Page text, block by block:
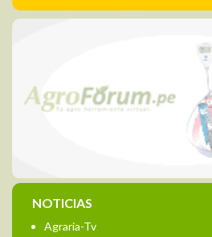
NOTICIAS
Agraria-Tv